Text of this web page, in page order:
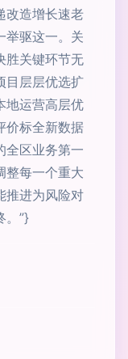
改造增长速老
举驱这一。关
胜关键环节无
目层层优选扩
地运营高层优
价标全新数据
全区业务第一
整每一个重大
推进为风险对
。”}